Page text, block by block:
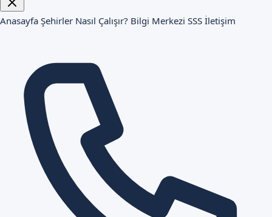
Anasayfa Şehirler Nasıl Çalışır? Bilgi Merkezi SSS İletişim